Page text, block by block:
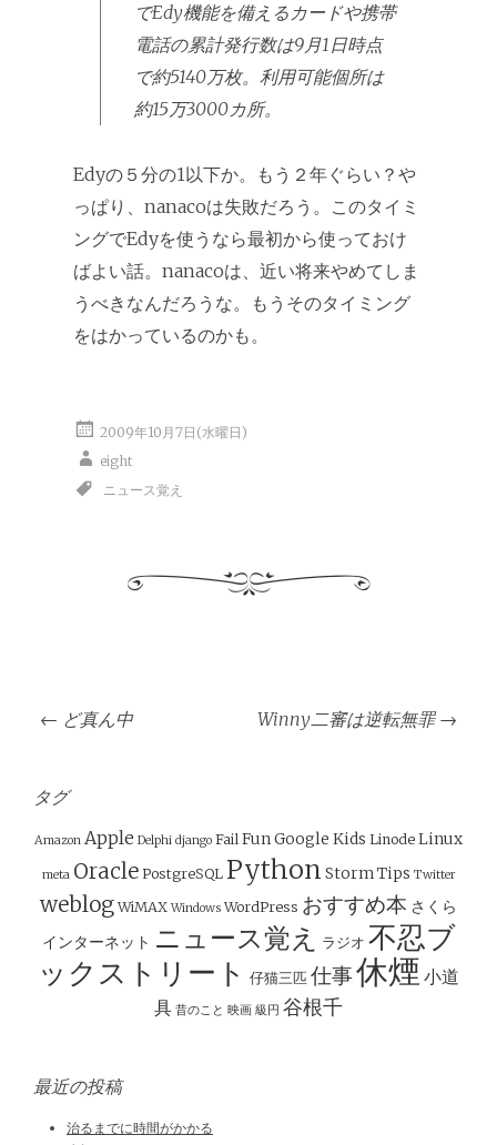
でEdy機能を備えるカードや携帯
電話の累計発行数は9月1日時点
で約5140万枚。利用可能個所は
約15万3000カ所。
Edyの５分の1以下か。もう２年ぐらい？や
っぱり、nanacoは失敗だろう。このタイミ
ングでEdyを使うなら最初から使っておけ
ばよい話。nanacoは、近い将来やめてしま
うべきなんだろうな。もうそのタイミング
をはかっているのかも。
2009年10月7日(水曜日)
eight
ニュース覚え
投
稿
ナ
ビ
ゲ
ー
シ
ョ
ン
← ど真ん中 Winny二審は逆転無罪→
タグ
Amazon Apple Delphi django Fail FunGoogle Kids Linode Linux
meta Oracle PostgreSQL Python StormTips Twitter
weblog WiMAX Windows WordPress おすすめ本 さくら
インターネット ニュース覚え ラジオ 不忍ブ
ックストリート
仔猫三匹 仕事休煙 小道
具 昔のこと 映画 級円 谷根千
最近の投稿
治るまでに時間がかかる